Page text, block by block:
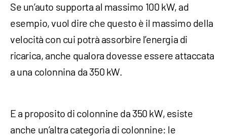
Se un’auto supporta al massimo 100 kW, ad
esempio, vuol dire che questo è il massimo della
velocità con cui potrà assorbire l’energia di
ricarica, anche qualora dovesse essere attaccata
a una colonnina da 350 kW.
E a proposito di colonnine da 350 kW, esiste
anche un’altra categoria di colonnine: le